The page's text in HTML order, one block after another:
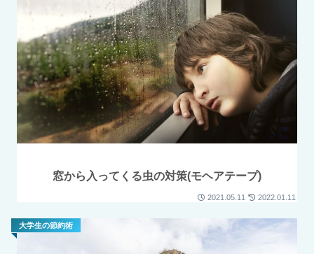
窓から入ってくる虫の対策(モヘアテープ)
2021.05.11 2022.01.11
大学生の節約術